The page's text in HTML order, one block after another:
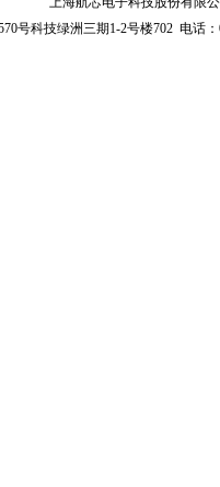
号科技绿洲三期1-2号楼702 电话